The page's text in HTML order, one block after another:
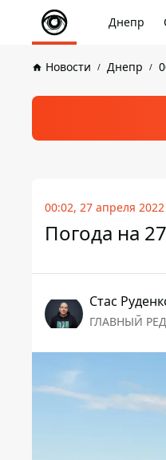
Днепр
Новости Днепр
00:02, 27 апреля 2022
Погода на
Стаc
ГЛАВНЫЙ